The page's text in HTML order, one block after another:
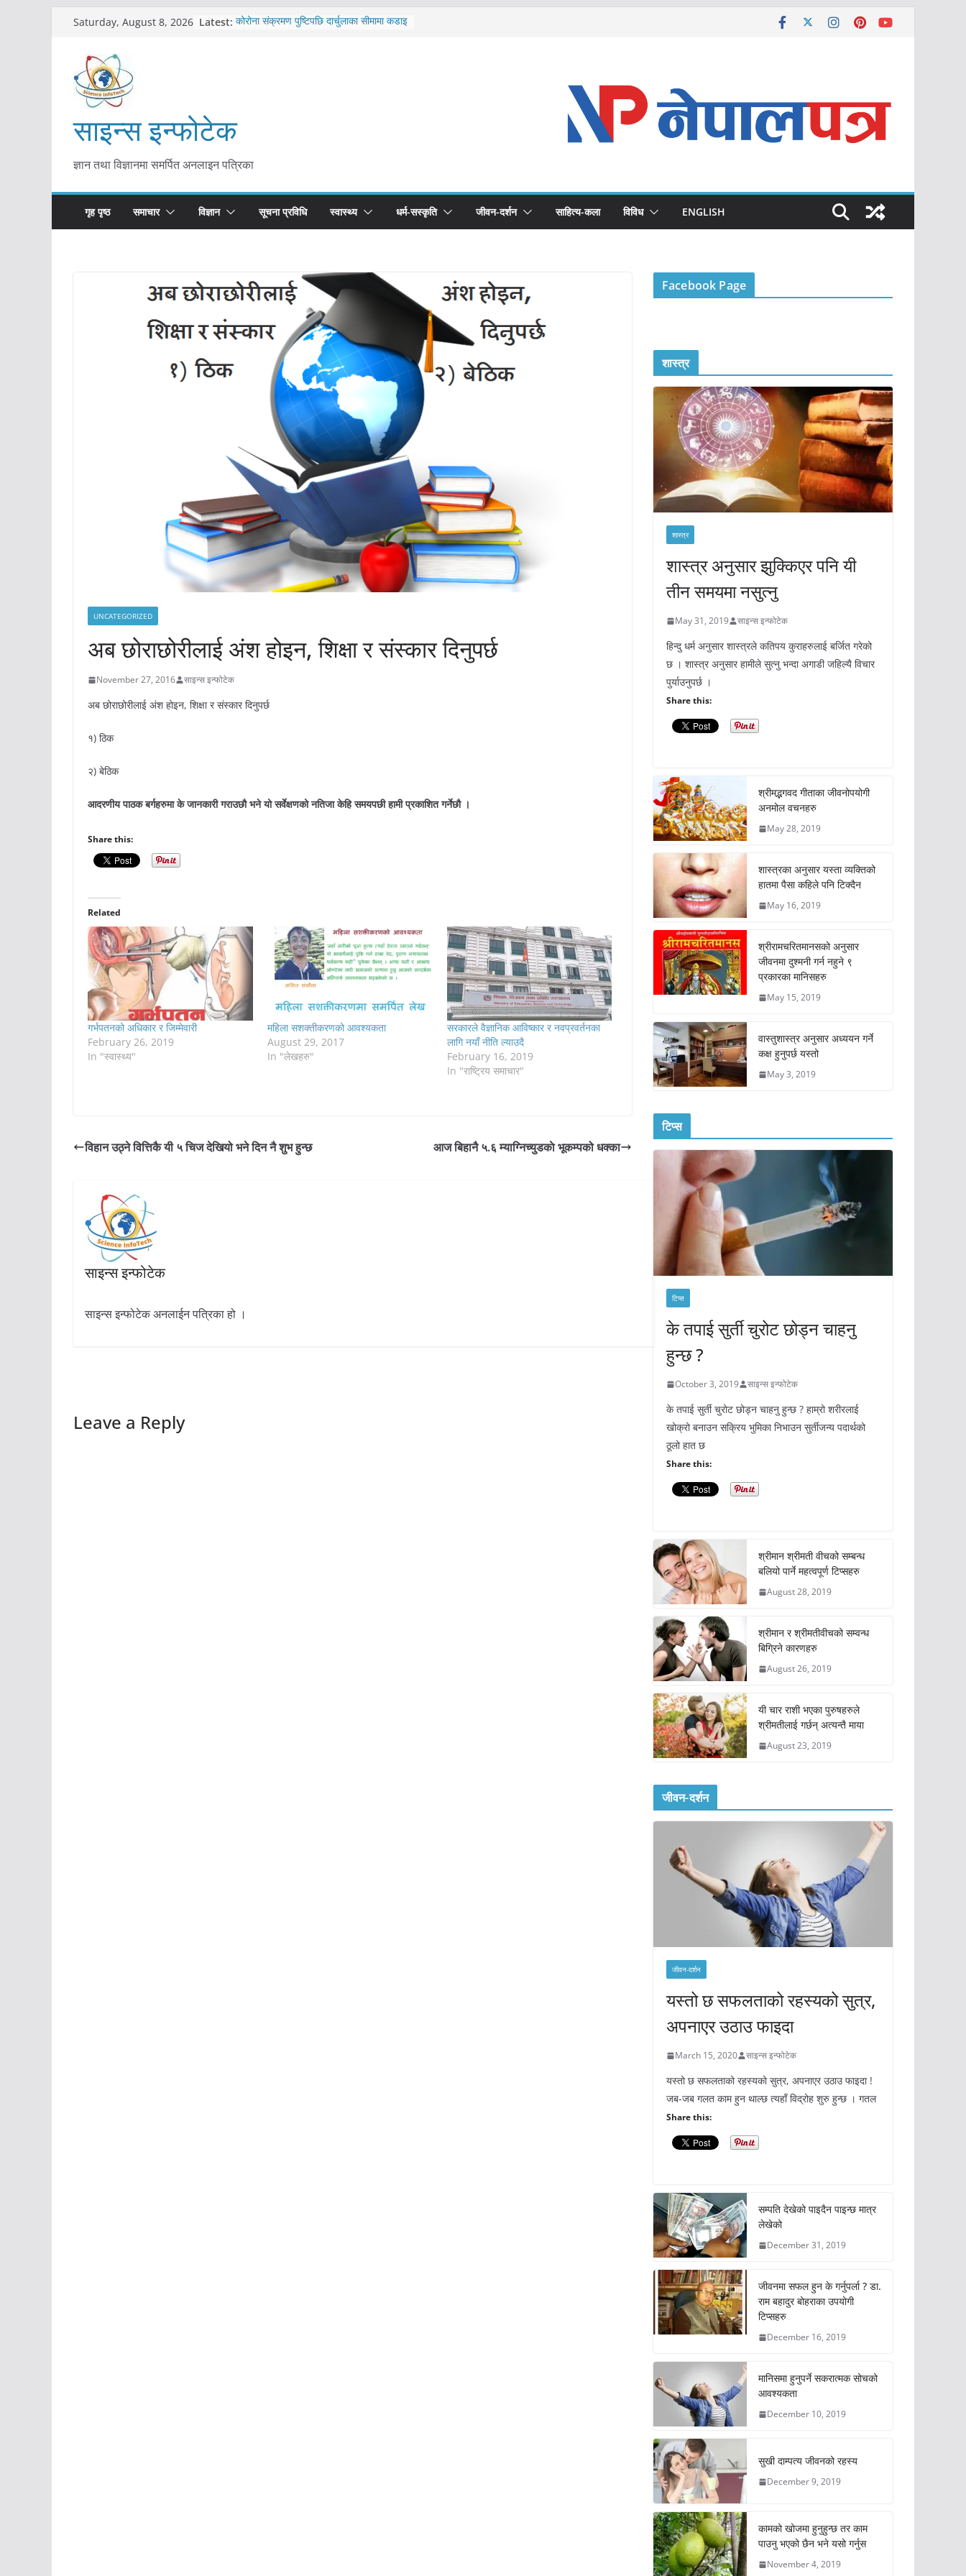
content
Saturday, August 8, 2026 Latest: कोरोना संक्रमण पुष्टिपछि दार्चुलाका सीमामा कडाइ
काभ्रेपलाञ्चोकमा आयुर्वेद स्वास्थ्योपचारतर्फ
साइन्स इन्फोटेक
ज्ञान तथा विज्ञानमा समर्पित अनलाइन पत्रिका
गृह पृष्ठ समाचार विज्ञान सूचना प्रविधि स्वास्थ्य धर्म-सस्कृति जीवन-दर्शन साहित्य-कला विविध ENGLISH
UNCATEGORIZED
अब छोराछोरीलाई अंश होइन, शिक्षा र संस्कार दिनुपर्छ
November 27, 2016 साइन्स इन्फोटेक
अब छोराछोरीलाई अंश होइन, शिक्षा र संस्कार दिनुपर्छ
१) ठिक
२) बेठिक
आदरणीय पाठक बर्गहरुमा के जानकारी गराउछौ भने यो सर्वेक्षणको नतिजा केहि समयपछी हामी प्रकाशित गर्नेछौ ।
Share this:
Related
गर्भपतनको अधिकार र जिम्मेवारी
February 26, 2019
In "स्वास्थ्य"
महिला सशक्तीकर‌णको आवश्यकता
August 29, 2017
In "लेखहरु"
सरकारले वैज्ञानिक आविष्कार र नवप्रवर्तनका
लागि नयाँ नीति ल्याउदै
February 16, 2019
In "राष्ट्रिय समाचार"
विहान उठ्ने वित्तिकै यी ५ चिज देखियो भने दिन नै शुभ हुन्छ आज बिहानै ५.६ म्याग्निच्युडकाे भूकम्पको धक्का
साइन्स इन्फोटेक
साइन्स इन्फोटेक अनलाईन पत्रिका हो ।
Leave a Reply
Facebook Page
शास्त्र
शास्त्र
शास्त्र अनुसार झुक्किएर पनि यी
तीन समयमा नसुत्नु
May 31, 2019 साइन्स इन्फोटेक
हिन्दु धर्म अनुसार शास्त्रले कतिपय कुराहरुलाई बर्जित गरेको
छ । शास्त्र अनुसार हामीले सुत्नु भन्दा अगाडी जहिल्यै विचार
पुर्याउनुपर्छ ।
Share this:
श्रीमद्भगवद गीताका जीवनोपयोगी
अनमोल वचनहरु
May 28, 2019
शास्त्रका अनुसार यस्ता व्यक्तिको
हातमा पैसा कहिले पनि टिक्दैन
May 16, 2019
श्रीरामचरितमानसको अनुसार
जीवनमा दुश्मनी गर्न नहुने ९
प्रकारका मानिसहरु
May 15, 2019
वास्तुशास्त्र अनुसार अध्ययन गर्ने
कक्ष हुनुपर्छ यस्तो
May 3, 2019
टिप्स
टिप्स
के तपाई सुर्ती चुरोट छोड्न चाहनु
हुन्छ ?
October 3, 2019 साइन्स इन्फोटेक
के तपाई सुर्ती चुरोट छोड्न चाहनु हुन्छ ? हाम्रो शरीरलाई
खोक्रो बनाउन सक्रिय भुमिका निभाउन सुर्तीजन्य पदार्थको
ठूलो हात छ
Share this:
श्रीमान श्रीमती वीचको सम्बन्ध
बलियो पार्ने महत्वपूर्ण टिप्सहरु
August 28, 2019
श्रीमान र श्रीमतीवीचको सम्वन्ध
बिग्रिने कारणहरु
August 26, 2019
यी चार राशी भएका पुरुषहरुले
श्रीमतीलाई गर्छन् अत्यन्तै माया
August 23, 2019
जीवन-दर्शन
जीवन-दर्शन
यस्तो छ सफलताको रहस्यको सुत्र,
अपनाएर उठाउ फाइदा
March 15, 2020 साइन्स इन्फोटेक
यस्तो छ सफलताको रहस्यको सुत्र, अपनाएर उठाउ फाइदा !
जब-जब गलत काम हुन थाल्छ त्यहाँ विद्रोह शुरु हुन्छ । गतल
Share this:
सम्पति देखेको पाइदैन पाइन्छ मात्र
लेखेको
December 31, 2019
जीवनमा सफल हुन के गर्नुपर्ला ? डा.
राम बहादुर बोहराका उपयोगी
टिप्सहरु
December 16, 2019
मानिसमा हुनुपर्ने सकरात्मक सोचको
आवश्यकता
December 10, 2019
सुखी दाम्पत्य जीवनको रहस्य
December 9, 2019
कामको खोजमा हुनुहुन्छ तर काम
पाउनु भएको छैन भने यसो गर्नुस
November 4, 2019